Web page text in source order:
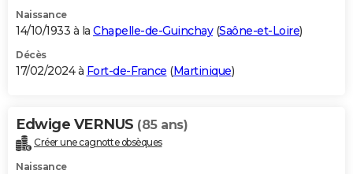
Naissance
14/10/1933 à la Chapelle-de-Guinchay(Saône-et-Loire)
Décès
17/02/2024 à Fort-de-France (Martinique)
Edwige VERNUS (85 ans)
Créer une cagnotte obsèques
Naissance